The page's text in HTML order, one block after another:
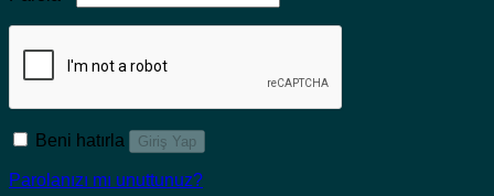
Beni hatırla Giriş Yap
Parolanızı mı unuttunuz?